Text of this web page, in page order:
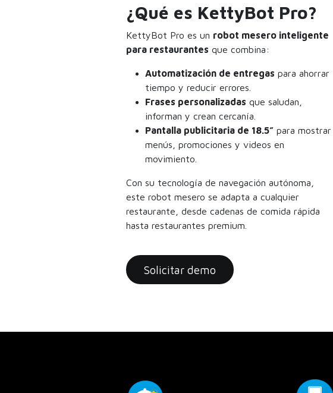
¿Qué es KettyBot Pro?
KettyBot Pro es un robot mesero inteligente
para restaurantes que combina:
Automatización de entregas para ahorrar
tiempo y reducir errores.
Frases personalizadas que saludan,
informan y crean cercanía.
Pantalla publicitaria de 18.5” para mostrar
menús, promociones y videos en
movimiento.
Con su tecnología de navegación autónoma,
este robot mesero se adapta a cualquier
restaurante, desde cadenas de comida rápida
hasta restaurantes premium.
Solicitar demo